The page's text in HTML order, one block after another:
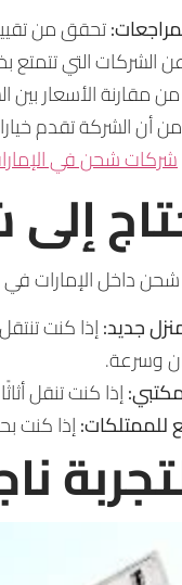
تحقق من
الشركات التي تتمتع
مقارنة الأسعار
أن الشركة تقدم
شركات شحن في
داخل الإمارات في
جديد:إذا كنت
وسرعة.
إذا كنت تنقل
للممتلكات:إذا كنت